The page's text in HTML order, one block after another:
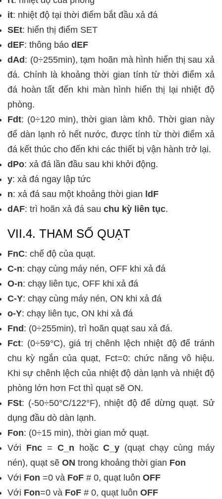
it: nhiệt độ tại thời điểm bắt đầu xả đá
SEt: hiển thị điểm SET
dEF: thông báo dEF
dAd : (0÷255min), tạm hoãn mà hình hiển thị sau xả
đá. Chính là khoảng thời gian tính từ thời điểm xả
đá hoàn tất đến khi màn hình hiển thị lại nhiệt độ
phòng.
Fdt: (0÷120 min), thời gian làm khô. Thời gian này
để dàn lạnh rỏ hết nước, được tính từ thời điểm xả
đá kết thúc cho đến khi các thiết bị vận hành trở lại.
dPo: xả đá lần đầu sau khi khởi động.
y: xả đá ngay lập tức
n: xả đá sau một khoảng thời gian ldF
dAF: trì hoãn xả đá sau chu kỳ liên tục.
VII.4. THAM SỐ QUẠT
FnC: chế độ của quạt.
C-n: chạy cùng máy nén, OFF khi xả đá
O-n: chạy liên tục, OFF khi xả đá
C-Y: chạy cùng máy nén, ON khi xả đá
o-Y: chạy liên tục, ON khi xả đá
Fnd : (0÷255min), trì hoãn quạt sau xả đá.
Fct: (0÷59°C), giá trị chênh lệch nhiệt độ để tránh
chu kỳ ngắn của quạt, Fct=0: chức năng vô hiệu.
Khi sự chênh lệch của nhiệt độ dàn lạnh và nhiệt độ
phòng lớn hơn Fct thì quạt sẽ ON.
FSt: (-50÷50°C/122°F), nhiệt độ để dừng quạt. Sử
dụng đầu dò dàn lạnh.
Fon: (0÷15 min), thời gian mở quạt.
Với Fnc= C_n hoặcC_y (quạt chạy cùng máy
nén), quạt sẽ ON trong khoảng thời gian Fon
Với Fon =0 và FoF # 0, quạt luôn OFF
Với Fon=0 và FoF # 0, quạt luôn OFF